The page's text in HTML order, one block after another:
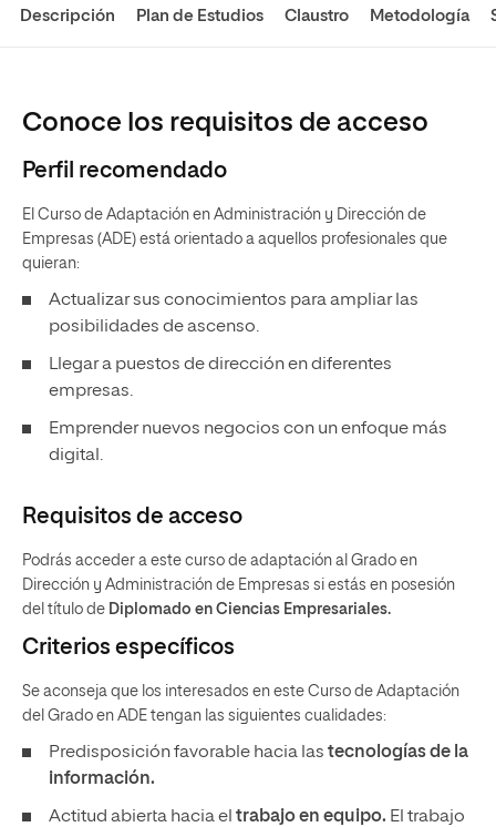
Descripción Plan de Estudios Claustro Metodología
Conoce los requisitos de acceso
Perfil recomendado
El Curso de Adaptación en Administración y Dirección de
Empresas (ADE) está orientado a aquellos profesionales que
quieran:
Actualizar sus conocimientos para ampliar las
posibilidades de ascenso.
Llegar a puestos de dirección en diferentes
empresas.
Emprender nuevos negocios con un enfoque más
digital.
Requisitos de acceso
Podrás acceder a este curso de adaptación al Grado en
Dirección y Administración de Empresas si estás en posesión
del título de Diplomado en Ciencias Empresariales.
Criterios específicos
Se aconseja que los interesados en este Curso de Adaptación
del Grado en ADE tengan las siguientes cualidades:
Predisposición favorable hacia las tecnologías de la
información.
Actitud abierta hacia el trabajo en equipo. El trabajo